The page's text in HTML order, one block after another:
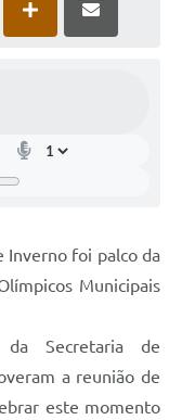
Inverno foi palco da
Municipais
Secretaria de
a reunião de
este momento